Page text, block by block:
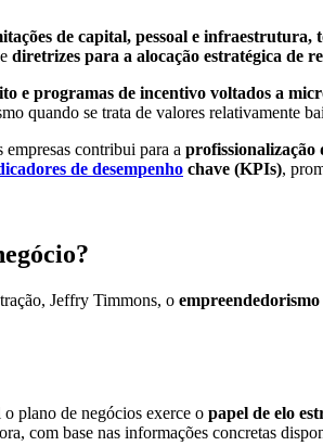
de capital, pessoal e
diretrizes para a alocação estratégica de
e programas de incentivo voltados a
quando se trata de valores relativamente
contribui para a profissionalização
de desempenho chave (KPIs),
Jeffry Timmons, o
o plano de negócios exerce o papel de elo
com base nas informações concretas